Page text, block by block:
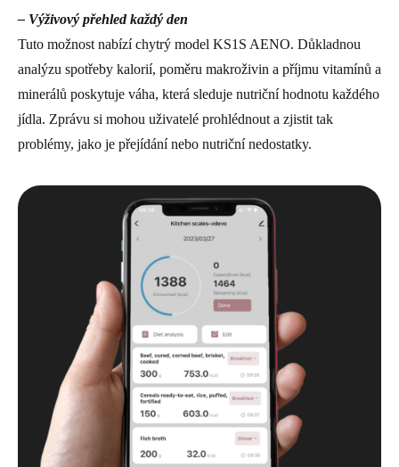
– Výživový přehled každý den
Tuto možnost nabízí chytrý model KS1S AENO. Důkladnou
analýzu spotřeby kalorií, poměru makroživin a příjmu vitamínů a
minerálů poskytuje váha, která sleduje nutriční hodnotu každého
jídla. Zprávu si mohou uživatelé prohlédnout a zjistit tak
problémy, jako je přejídání nebo nutriční nedostatky.